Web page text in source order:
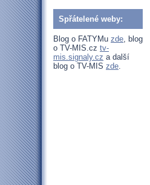
Spřátelené weby:
Blog o FATYMu zde, blog
o TV-MIS.cz tv-
mis.signaly.cz a další
blog o TV-MIS zde.